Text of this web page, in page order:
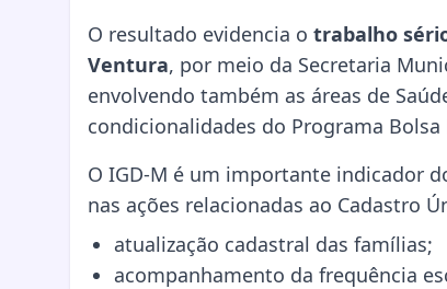
O resultado evidencia o trabalho
Ventura, por meio da Secretaria
envolvendo também as áreas de
condicionalidades do Programa
O IGD-M é um importante indicador
nas ações relacionadas ao Cadastro
atualização cadastral das famílias;
acompanhamento da frequência